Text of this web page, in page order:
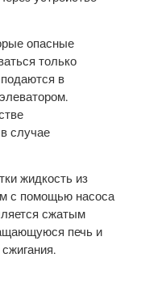
опасные
только
в
случае
жидкость из
с помощью насоса
сжатым
печь и